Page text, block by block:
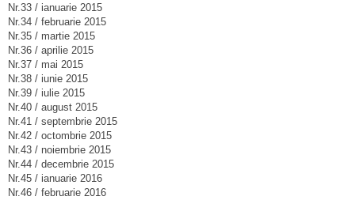
Nr.33 / ianuarie 2015
Nr.34 / februarie 2015
Nr.35 / martie 2015
Nr.36 / aprilie 2015
Nr.37 / mai 2015
Nr.38 / iunie 2015
Nr.39 / iulie 2015
Nr.40 / august 2015
Nr.41 / septembrie 2015
Nr.42 / octombrie 2015
Nr.43 / noiembrie 2015
Nr.44 / decembrie 2015
Nr.45 / ianuarie 2016
Nr.46 / februarie 2016